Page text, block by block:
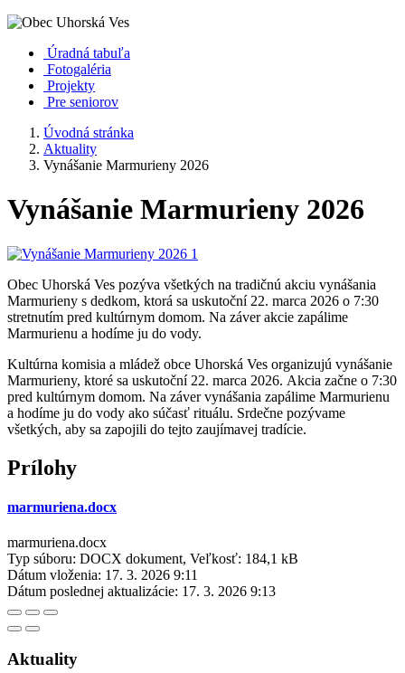
Úradná tabuľa
Fotogaléria
Projekty
Pre seniorov
Úvodná stránka
Aktuality
Vynášanie Marmurieny 2026
Vynášanie Marmurieny 2026
Obec Uhorská Ves pozýva všetkých na tradičnú akciu vynášania
Marmurieny s dedkom, ktorá sa uskutoční 22. marca 2026 o 7:30
stretnutím pred kultúrnym domom. Na záver akcie zapálime
Marmurienu a hodíme ju do vody.
Kultúrna komisia a mládež obce Uhorská Ves organizujú vynášanie
Marmurieny, ktoré sa uskutoční 22. marca 2026. Akcia začne o 7:30
pred kultúrnym domom. Na záver vynášania zapálime Marmurienu
a hodíme ju do vody ako súčasť rituálu. Srdečne pozývame
všetkých, aby sa zapojili do tejto zaujímavej tradície.
Prílohy
marmuriena.docx
marmuriena.docx
Typ súboru: DOCX dokument, Veľkosť: 184,1 kB
Dátum vloženia: 17. 3. 2026 9:11
Dátum poslednej aktualizácie: 17. 3. 2026 9:13
Aktuality